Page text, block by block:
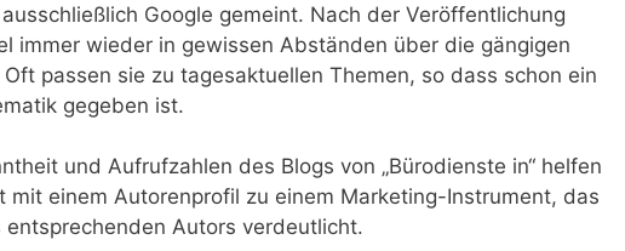
Google gemeint. Nach der Veröffentlichung
immer wieder in gewissen Abständen über die gängigen
passen sie zu tagesaktuellen Themen, so dass schon ein
gegeben ist.
und Aufrufzahlen des Blogs von „Bürodienste in“ helfen
mit einem Autorenprofil zu einem Marketing-Instrument, das
Autors verdeutlicht.